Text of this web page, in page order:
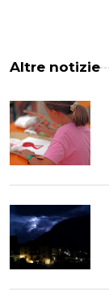
Altre notizie